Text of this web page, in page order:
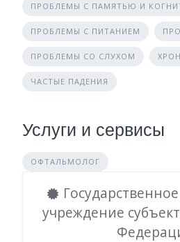
ПРОБЛЕМЫ С ПАМЯТЬЮ И
ПРОБЛЕМЫ С ПИТАНИЕМ
ПРОБЛЕМЫ СО СЛУХОМ
ЧАСТЫЕ ПАДЕНИЯ
Услуги и сервисы
ОФТАЛЬМОЛОГ
учреждение